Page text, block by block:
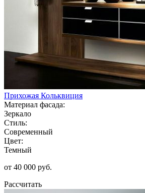
Прихожая Кольквиция
Материал фасада:
Зеркало
Стиль:
Современный
Цвет:
Темный
от 40 000 руб.
Рассчитать